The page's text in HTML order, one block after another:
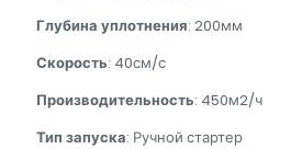
Глубина уплотнения: 200мм
Скорость: 40см/с
Производительность: 450м2/ч
Тип запуска: Ручной стартер